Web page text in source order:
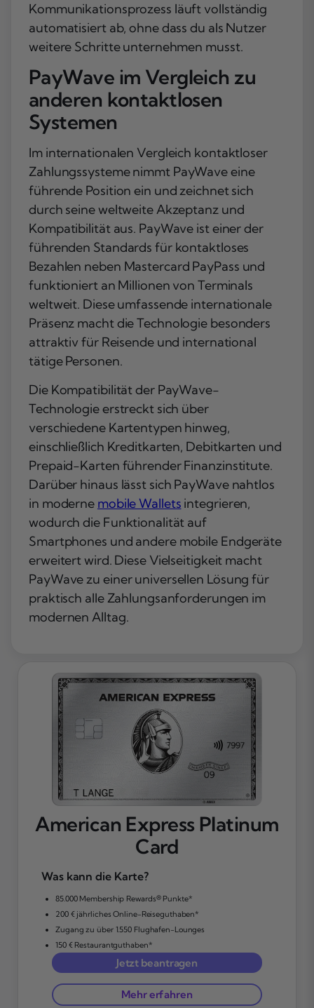
Kommunikationsprozess läuft vollständig
automatisiert ab, ohne dass du als Nutzer
weitere Schritte unternehmen musst.
PayWave im Vergleich zu
anderen kontaktlosen
Systemen
Im internationalen Vergleich kontaktloser
Zahlungssysteme nimmt PayWave eine
führende Position ein und zeichnet sich
durch seine weltweite Akzeptanz und
Kompatibilität aus. PayWave ist einer der
führenden Standards für kontaktloses
Bezahlen neben Mastercard PayPass und
funktioniert an Millionen von Terminals
weltweit. Diese umfassende internationale
Präsenz macht die Technologie besonders
attraktiv für Reisende und international
tätige Personen.
Die Kompatibilität der PayWave-
Technologie erstreckt sich über
verschiedene Kartentypen hinweg,
einschließlich Kreditkarten, Debitkarten und
Prepaid-Karten führender Finanzinstitute.
Darüber hinaus lässt sich PayWave nahtlos
in moderne mobile Wallets integrieren,
wodurch die Funktionalität auf
Smartphones und andere mobile Endgeräte
erweitert wird. Diese Vielseitigkeit macht
PayWave zu einer universellen Lösung für
praktisch alle Zahlungsanforderungen im
modernen Alltag.
American Express Platinum
Card
Was kann die Karte?
85.000 Membership Rewards® Punkte*
200 € jährliches Online-Reiseguthaben*
Zugang zu über 1.550 Flughafen-Lounges
150 € Restaurantguthaben*
Jetzt beantragen
Mehr erfahren